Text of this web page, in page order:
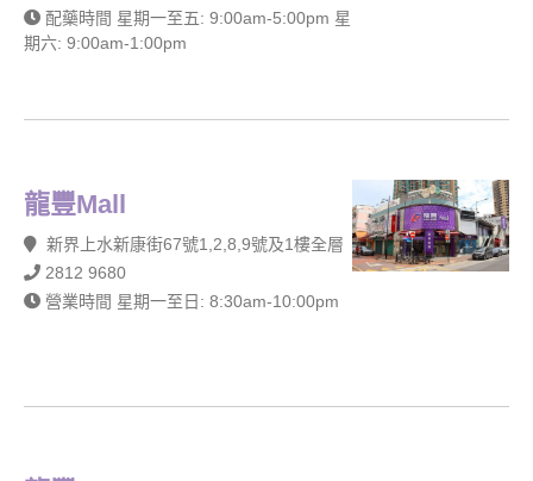
配藥時間 星期一至五: 9:00am-5:00pm 星
期六: 9:00am-1:00pm
龍豐Mall
新界上水新康街67號1,2,8,9號及1樓全層
2812 9680
營業時間 星期一至日: 8:30am-10:00pm